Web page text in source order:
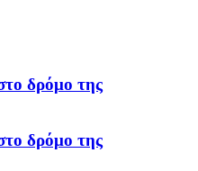
δρόμο της
δρόμο της